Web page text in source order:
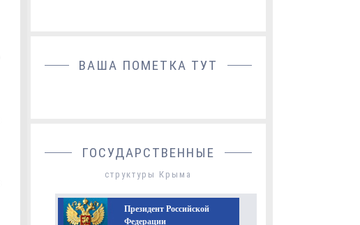
ВАША ПОМЕТКА ТУТ
ГОСУДАРСТВЕННЫЕ
структуры Крыма
Президент Российской
Федерации